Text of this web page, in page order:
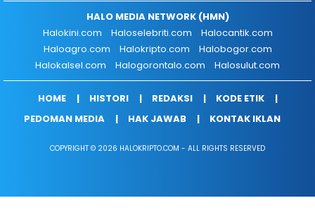
HALO MEDIA NETWORK (HMN)
Halokini.com
Haloselebriti.com
Halocantik.com
Haloagro.com
Halokripto.com
Halobogor.com
Halokalsel.com
Halogorontalo.com Halosulut.com
HOME HISTORI REDAKSI
KODE ETIK
PEDOMAN MEDIA
HAK JAWAB KONTAK IKLAN
COPYRIGHT © 2026 HALOKRIPTO.COM - ALL RIGHTS RESERVED